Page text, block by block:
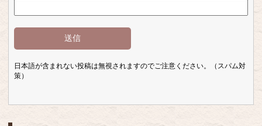
日本語が含まれない投稿は無視されますのでご注意ください。（スパム対
策）